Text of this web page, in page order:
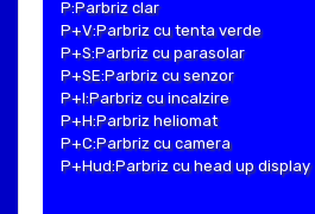
P:Parbriz clar
P+V:Parbriz cu tenta verde
P+S:Parbriz cu parasolar
P+SE:Parbriz cu senzor
P+I:Parbriz cu incalzire
P+H:Parbriz heliomat
P+C:Parbriz cu camera
P+Hud:Parbriz cu head up display